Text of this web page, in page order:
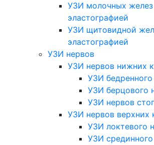
УЗИ молочных желез
эластографией
УЗИ щитовидной
эластографией
УЗИ нервов
УЗИ нервов нижних
УЗИ бедренного
УЗИ берцового
УЗИ нервов
УЗИ нервов верхних
УЗИ локтевого
УЗИ